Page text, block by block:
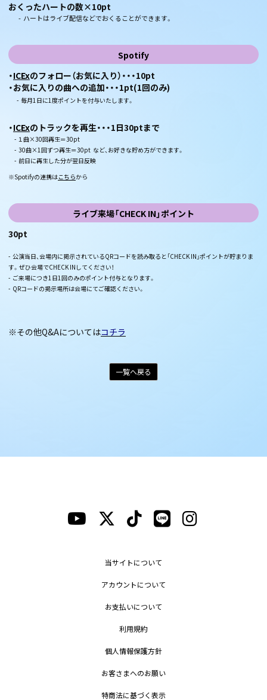
おくったハートの数×10pt
- ハートはライブ配信などでおくることができます。
Spotify
・ICExのフォロー（お気に入り）・・・10pt
・お気に入りの曲への追加・・・1pt(1回のみ)
- 毎月1日に1度ポイントを付与いたします。
・ICExのトラックを再生・・・1日30ptまで
- １曲×30回再生＝30pt
- 30曲×1回ずつ再生＝30pt など、お好きな貯め方ができます。
- 前日に再生した分が翌日反映
※Spotifyの連携はこちらから
ライブ来場「CHECK IN」ポイント
30pt
- 公演当日、会場内に掲示されているQRコードを読み取ると「CHECK IN」ポイントが貯まりま
す。ぜひ会場でCHECK INしてください！
- ご来場につき1日1回のみのポイント付与となります。
- QRコードの掲示場所は会場にてご確認ください。
※その他Q&Aについてはコチラ
一覧へ戻る
当サイトについて
アカウントについて
お支払いについて
利用規約
個人情報保護方針
お客さまへのお願い
特商法に基づく表示